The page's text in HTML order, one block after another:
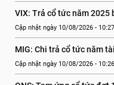
VIX: Trả cổ tức năm 2025
Cập nhật ngày 10/08/2026 -
MIG: Chi trả cổ tức năm
Cập nhật ngày 10/08/2026 -